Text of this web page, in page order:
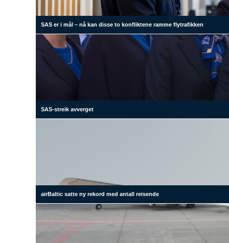
SAS er i mål – nå kan disse to konfliktene ramme flytrafikken
SAS-streik avverget
airBaltic satte ny rekord med antall reisende